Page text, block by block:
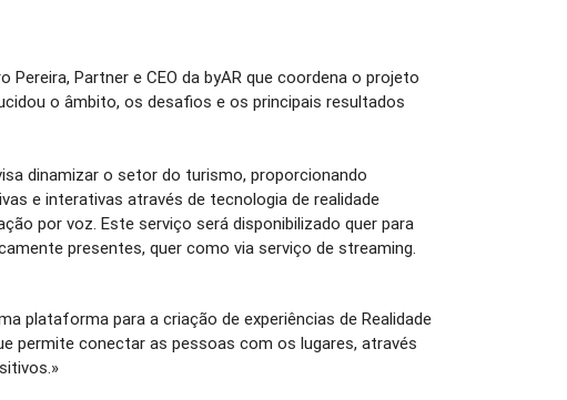
Pereira, Partner e CEO da byAR que coordena o projeto
o âmbito, os desafios e os principais resultados
dinamizar o setor do turismo, proporcionando
e interativas através de tecnologia de realidade
por voz. Este serviço será disponibilizado quer para
presentes, quer como via serviço de streaming.
plataforma para a criação de experiências de Realidade
permite conectar as pessoas com os lugares, através